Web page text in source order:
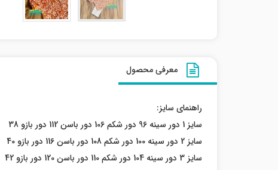
معرفی محصول
راهنمای سایز:
سایز 1 دور سینه 96 دور شکم 106 دور باسن 112 دور بازو 38
سایز 2 دور سینه 100 دور شکم 108 دور باسن 116 دور بازو 40
سایز 3 دور سینه 104 دور شکم 110 دور باسن 120 دور بازو 42